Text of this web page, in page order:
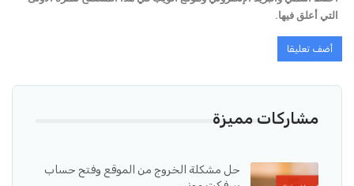
التي أعلق فيها.
مشاركات مميزة
حل مشكلة الخروج من الموقع وفتح حساب